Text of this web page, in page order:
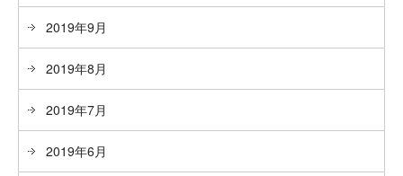
2019年9月
2019年8月
2019年7月
2019年6月